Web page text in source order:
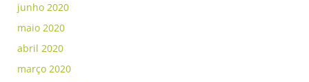
junho 2020
maio 2020
abril 2020
março 2020